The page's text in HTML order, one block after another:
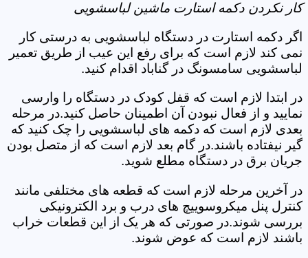
کار نکردن دکمه استارت ماشین لباسشویی
اگر دکمه استارت در دستگاه لباسشویی به درستی کار
نمی کند لازم است که برای رفع این عیب از طریق تعمیر
لباسشویی سامسونگ در گناباد اقدام کنید.
در ابتدا لازم است که قفل کودک در دستگاه را وارسی
نمایید و از فعال نبودن آن اطمینان حاصل کنید.در مرحله
بعدی لازم است که دکمه های لباسشویی را چک کنید که
گیر نیفتاده باشند.در گام بعد لازم است که از متصل بودن
جریان برق در دستگاه مطلع شوید.
در آخرین مرحله لازم است که قطعه های مختلفی مانند
کنترل پنل میکروسوییچ های درب و برد الکترونیکی
بررسی شوند.در صورتی که هر یک از این قطعات خراب
باشند لازم است که عوض شوند.